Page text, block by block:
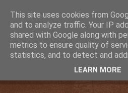
DEFERLĂRI
Despre şi pentru Bacău. Totul la
This site uses cookies from
and to analyze traffic. Your IP
shared with Google along with
metrics to ensure quality of
statistics, and to detect and
LEARN MORE